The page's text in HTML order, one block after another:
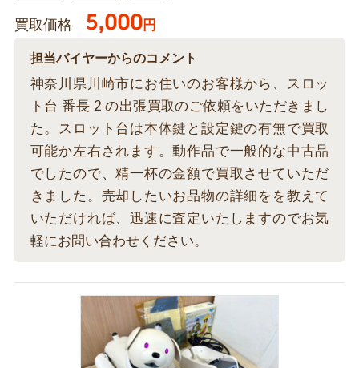
買取価格 5,000円
担当バイヤーからのコメント
神奈川県川崎市にお住いのお客様から、スロッ
ト台 番長 2 の出張買取のご依頼をいただきまし
た。スロット台は本体鍵と設定鍵の有無で買取
可能か左右されます。動作品で一般的な中古品
でしたので、精一杯の金額で買取させていただ
きました。売却したいお品物の詳細をを教えて
いただければ、迅速に査定いたしますのでお気
軽にお問い合わせください。